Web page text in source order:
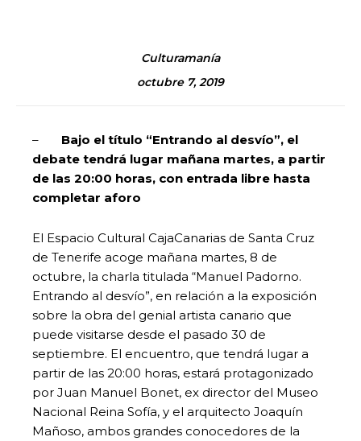
Culturamanía
octubre 7, 2019
– Bajo el título “Entrando al desvío”, el
debate tendrá lugar mañana martes, a partir
de las 20:00 horas, con entrada libre hasta
completar aforo
El Espacio Cultural CajaCanarias de Santa Cruz
de Tenerife acoge mañana martes, 8 de
octubre, la charla titulada “Manuel Padorno.
Entrando al desvío”, en relación a la exposición
sobre la obra del genial artista canario que
puede visitarse desde el pasado 30 de
septiembre. El encuentro, que tendrá lugar a
partir de las 20:00 horas, estará protagonizado
por Juan Manuel Bonet, ex director del Museo
Nacional Reina Sofía, y el arquitecto Joaquín
Mañoso, ambos grandes conocedores de la